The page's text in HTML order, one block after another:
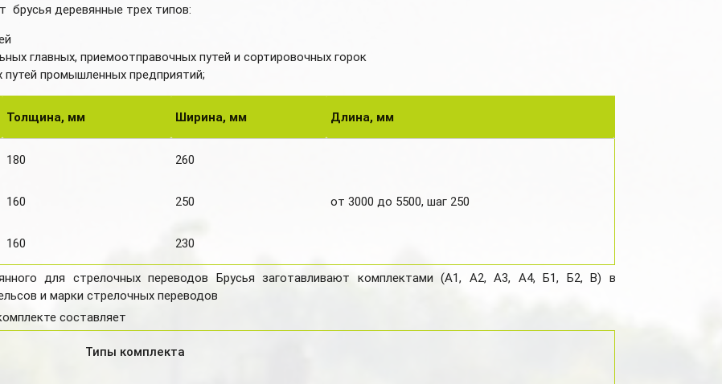
брусья деревянные трех типов:
главных, приемоотправочных путей и сортировочных горок
промышленных предприятий;
Толщина, мм Ширина, мм Длина, мм
180 260
от 3000 до 5500, шаг 250
160 250
160 230
для стрелочных переводов Брусья заготавливают комплектами (А1, А2, А3, А4, Б1, Б2, В) в
и марки стрелочных переводов
составляет
Типы комплекта